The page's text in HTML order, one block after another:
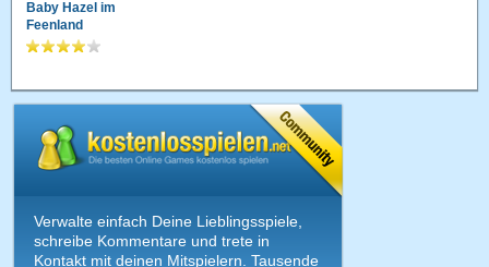
Baby Hazel im
Feenland
Verwalte einfach Deine Lieblingsspiele,
schreibe Kommentare und trete in
Kontakt mit deinen Mitspielern. Tausende